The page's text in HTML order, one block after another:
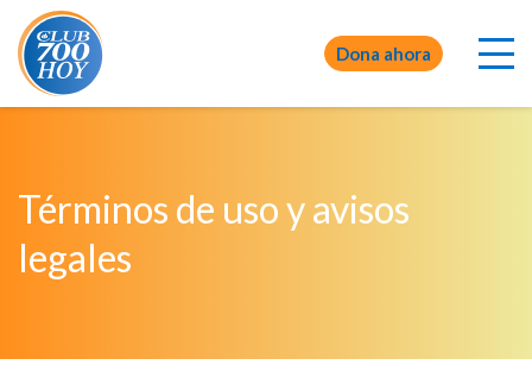
Dona ahora
Términos de uso y avisos
legales